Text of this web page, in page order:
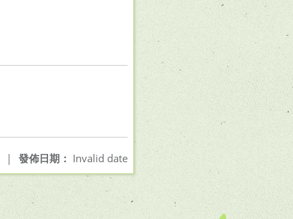
發佈日期： Invalid date
|